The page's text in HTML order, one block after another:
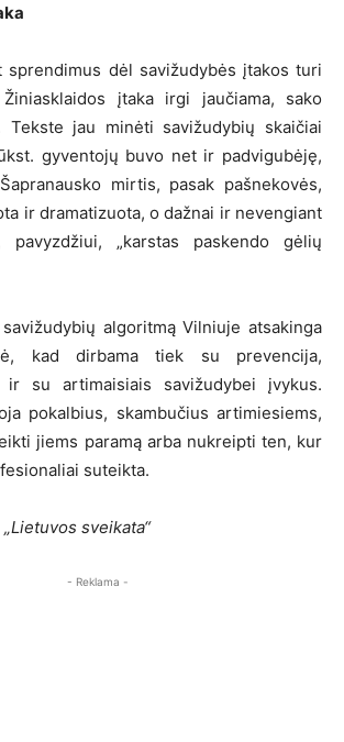
sprendimus dėl savižudybės įtakos turi
įtaka irgi jaučiama, sako
Tekste jau minėti savižudybių skaičiai
gyventojų buvo net ir padvigubėję,
mirtis, pasak pašnekovės,
ir dramatizuota, o dažnai ir nevengiant
pavyzdžiui, „karstas paskendo gėlių
algoritmą Vilniuje atsakinga
kad dirbama tiek su prevencija,
ir su artimaisiais savižudybei įvykus.
pokalbius, skambučius artimiesiems,
jiems paramą arba nukreipti ten, kur
suteikta.
sveikata“
- Reklama -